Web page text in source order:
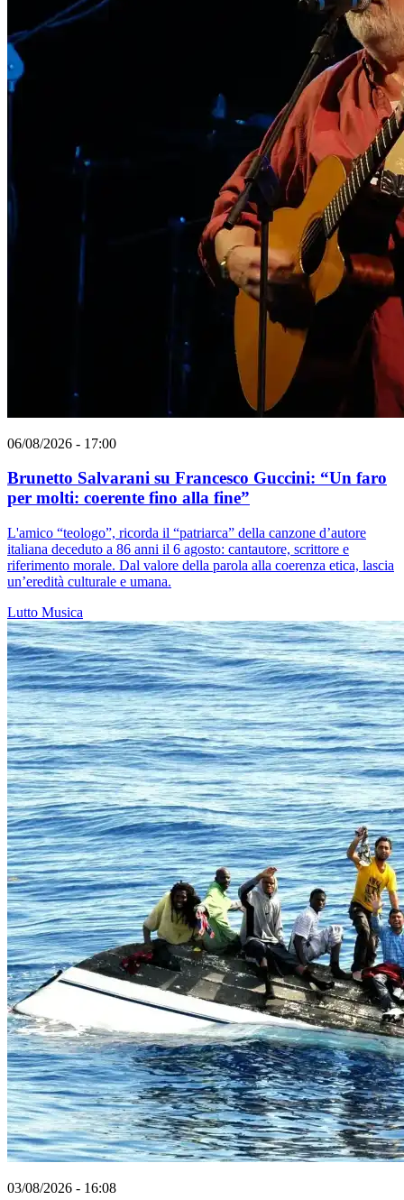
06/08/2026 - 17:00
Brunetto Salvarani su Francesco Guccini: “Un faro
per molti: coerente fino alla fine”
L'amico “teologo”, ricorda il “patriarca” della canzone d’autore
italiana deceduto a 86 anni il 6 agosto: cantautore, scrittore e
riferimento morale. Dal valore della parola alla coerenza etica, lascia
un’eredità culturale e umana.
Lutto Musica
03/08/2026 - 16:08